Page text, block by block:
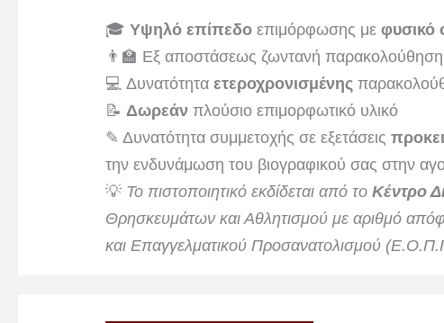
🎓 Υψηλό επίπεδο επιμόρφωσης με φυσικό
👨‍🏫 Εξ αποστάσεως ζωντανή παρακολούθηση
💻 Δυνατότητα ετεροχρονισμένης
📝 Δωρεάν πλούσιο επιμορφωτικό υλικό
✎ Δυνατότητα συμμετοχής σε εξετάσεις
την ενδυνάμωση του βιογραφικού σας στην
💡 Το πιστοποιητικό εκδίδεται από το Κέντρο
Θρησκευμάτων και Αθλητισμού με αριθμό
και Επαγγελματικού Προσανατολισμού